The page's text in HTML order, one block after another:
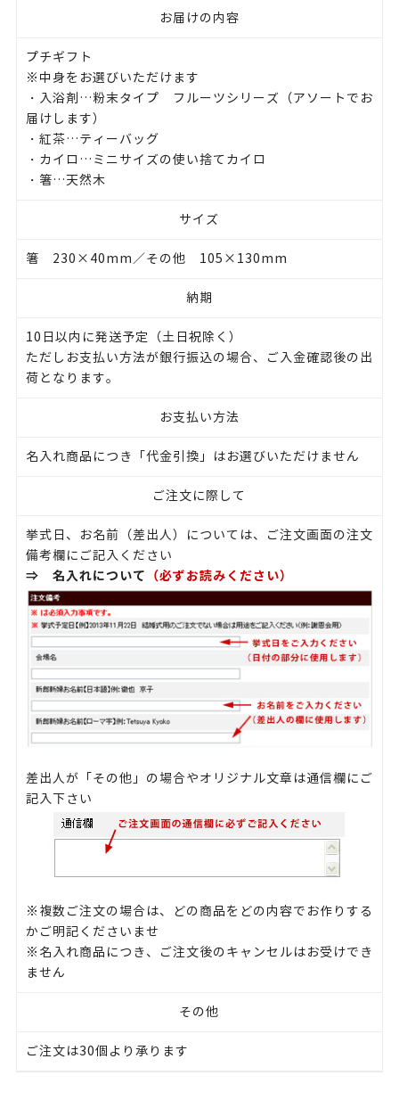
お届けの内容
プチギフト
※中身をお選びいただけます
・入浴剤…粉末タイプ フルーツシリーズ（アソートでお
届けします）
・紅茶…ティーバッグ
・カイロ…ミニサイズの使い捨てカイロ
・箸…天然木
サイズ
箸 230×40mm／その他 105×130mm
納期
10日以内に発送予定（土日祝除く）
ただしお支払い方法が銀行振込の場合、ご入金確認後の出
荷となります。
お支払い方法
名入れ商品につき「代金引換」はお選びいただけません
ご注文に際して
挙式日、お名前（差出人）については、ご注文画面の注文
備考欄にご記入ください
⇒ 名入れについて （必ずお読みください）
差出人が「その他」の場合やオリジナル文章は通信欄にご
記入下さい
※複数ご注文の場合は、どの商品をどの内容でお作りする
かご明記くださいませ
※名入れ商品につき、ご注文後のキャンセルはお受けでき
ません
その他
ご注文は30個より承ります